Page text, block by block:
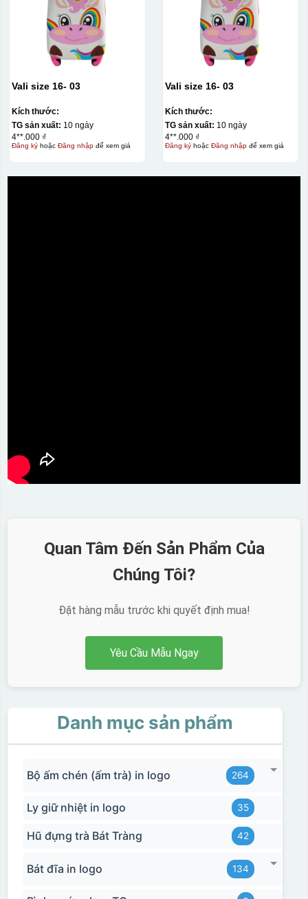
Vali size 16- 03
Kích thước:
TG sản xuất: 10 ngày
4**.000 ₫
Đăng kýhoặc Đăng nhậpđể xem giá
Vali size 16- 03
Kích thước:
TG sản xuất: 10 ngày
4**.000 ₫
Đăng kýhoặc Đăng nhậpđể xem giá
Quan Tâm Đến Sản Phẩm Của
Chúng Tôi?
Đặt hàng mẫu trước khi quyết định mua!
Yêu Cầu Mẫu Ngay
Danh mục sản phẩm
Bộ ấm chén (ấm trà) in logo 264
Ly giữ nhiệt in logo 35
Hũ đựng trà Bát Tràng 42
Bát đĩa in logo 134